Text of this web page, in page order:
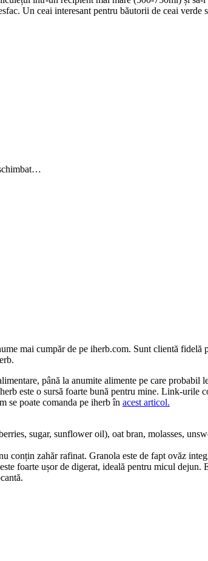
Un ceai interesant pentru băutorii de ceai verde
mai cumpăr de pe iherb.com. Sunt clientă fidelă
până la anumite alimente pe care probabil
este o sursă foarte bună pentru mine. Link-urile
se poate comanda pe iherb în acest articol.
sugar, sunflower oil), oat bran, molasses,
conțin zahăr rafinat. Granola este de fapt ovăz
foarte ușor de digerat, ideală pentru micul